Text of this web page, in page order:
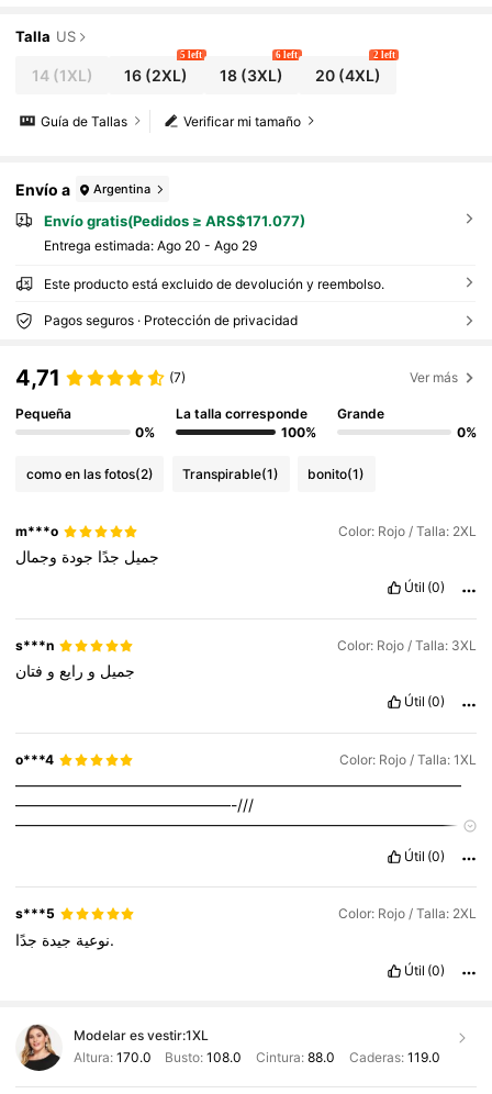
Talla US
14(1XL) 16 (2XL)
5 left
18(3XL)
6 left
20(4XL)
2 left
Verificar mi tamaño
Guía de Tallas
Envío a Argentina
Envío gratis(Pedidos ≥ ARS$171.077)
Entrega estimada: Ago 20 - Ago 29
Este producto está excluido de devolución y reembolso.
Pagos seguros · Protección de privacidad
4,71 (7) Ver más
Pequeña
0%
La talla corresponde
100%
Grande
0%
como en las fotos(2) Transpirable(1) bonito(1)
m***o Color: Rojo / Talla: 2XL
جميل جدًا جودة وجمال
Útil (0)
s***n Color: Rojo / Talla: 3XL
جميل و رايع و فتان
Útil (0)
o***4 Color: Rojo / Talla: 1XL
—————————————————————————————
——————————————-///
—————————————————————————————
Útil (0)
s***5 Color: Rojo / Talla: 2XL
نوعية جيدة جدًا.
Útil (0)
Modelar es vestir:1XL
Altura: 170.0 Busto:108.0 Cintura: 88.0 Caderas: 119.0